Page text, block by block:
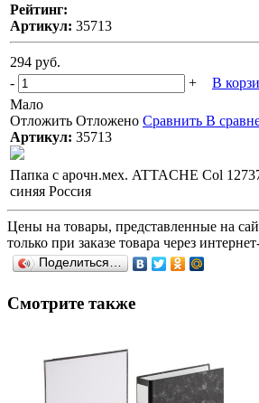
Рейтинг:
Артикул: 35713
294 руб.
-
+ В
Мало
Отложить Отложено Сравнить В
Артикул: 35713
Папка с арочн.мех. ATTACHE Col
синяя Россия
Цены на товары, представленные на
только при заказе товара через
Поделиться…
Смотрите также